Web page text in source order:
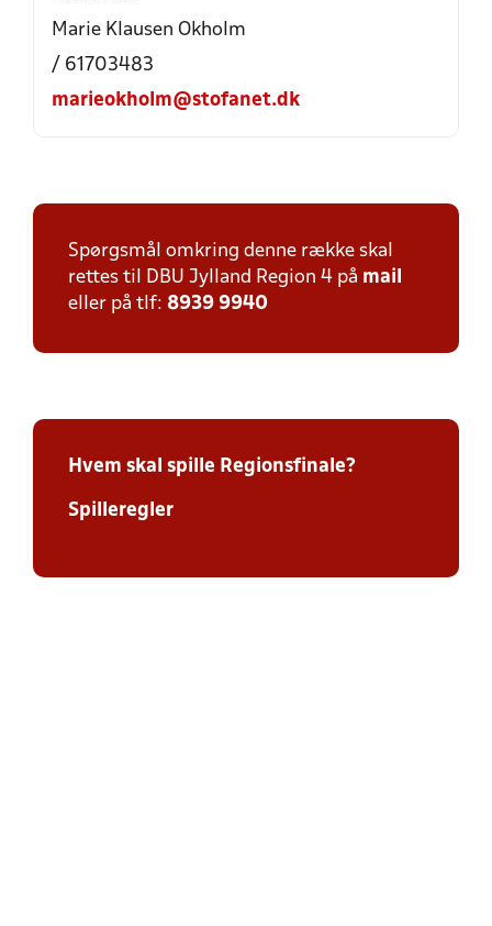
Marie Klausen Okholm
/ 61703483
marieokholm@stofanet.dk
Spørgsmål omkring denne række skal
rettes til DBU Jylland Region 4 på mail
eller på tlf: 8939 9940
Hvem skal spille Regionsfinale?
Spilleregler